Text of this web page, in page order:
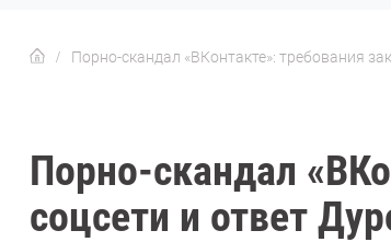
Порно-скандал «ВКонтакте»: требования
Порно-скандал
соцсети и ответ